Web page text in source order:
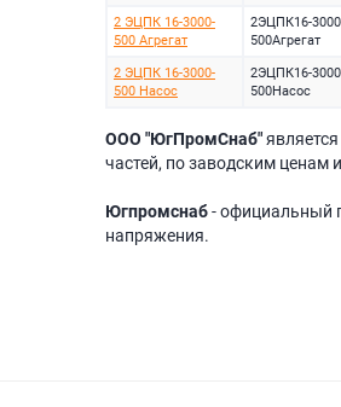
2 ЭЦПК 16-3000-
500 Агрегат
2ЭЦПК16-
500Агрегат
2 ЭЦПК 16-3000-
500 Насос
2ЭЦПК16-
500Насос
ООО "ЮгПромСнаб"
частей, по заводским ценам
Югпромснаб- официальный
напряжения.